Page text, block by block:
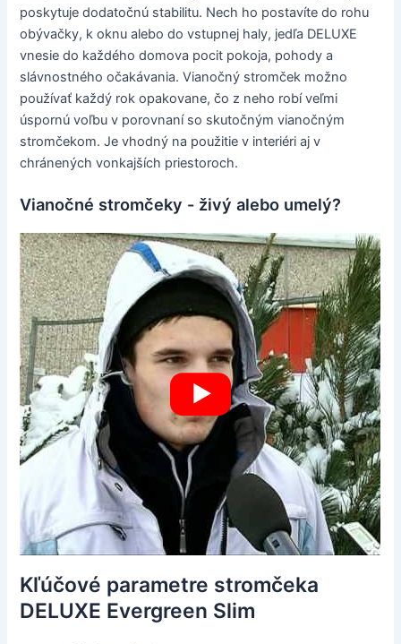
poskytuje dodatočnú stabilitu. Nech ho postavíte do rohu
obývačky, k oknu alebo do vstupnej haly, jedľa DELUXE
vnesie do každého domova pocit pokoja, pohody a
slávnostného očakávania. Vianočný stromček možno
používať každý rok opakovane, čo z neho robí veľmi
úspornú voľbu v porovnaní so skutočným vianočným
stromčekom. Je vhodný na použitie v interiéri aj v
chránených vonkajších priestoroch.
Vianočné stromčeky - živý alebo umelý?
Kľúčové parametre stromčeka
DELUXE Evergreen Slim